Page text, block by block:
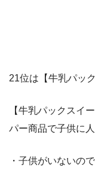
21位は【牛乳パッ
【牛乳パックスイ
パー商品で子供に
・子供がいないの